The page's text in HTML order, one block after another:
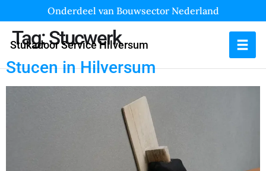
Onderdeel van Bouwsector Nederland
Stukadoor Service Hilversum
Tag:Stucwerk
Stucen in Hilversum